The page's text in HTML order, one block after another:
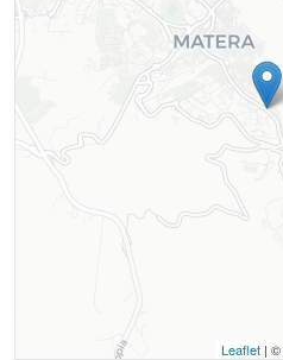
Leaflet | ©